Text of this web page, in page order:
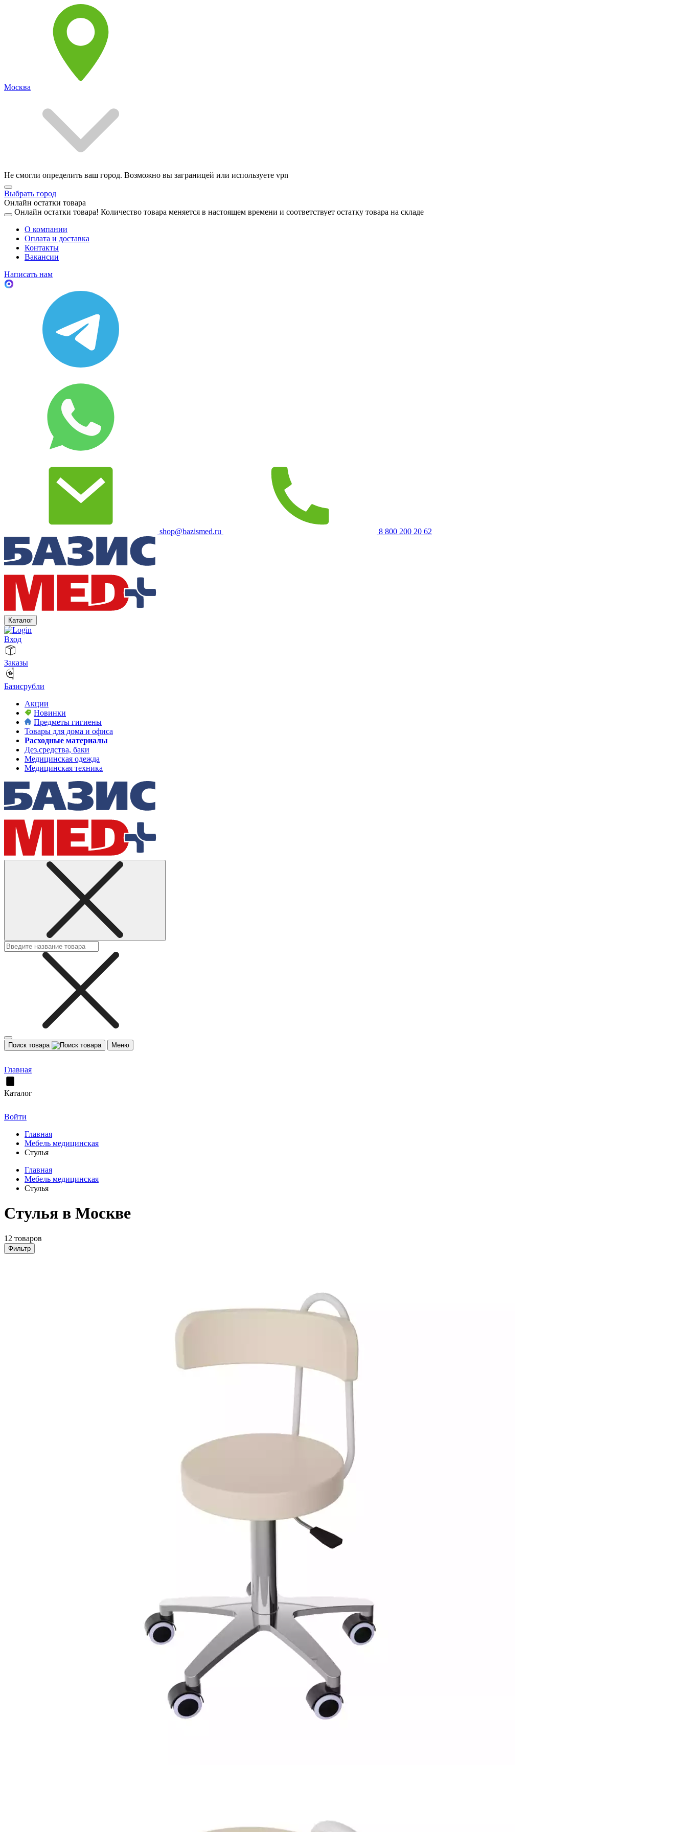
Москва
Не смогли определить ваш город. Возможно вы заграницей или используете vpn
Выбрать город
Онлайн остатки товара
Онлайн остатки товара! Количество товара меняется в настоящем времени и соответствует остатку товара на складе
О компании
Оплата и доставка
Контакты
Вакансии
Написать нам
shop@bazismed.ru 8 800 200 20 62
Каталог
Вход
Заказы
Базисрубли
Акции
Новинки
Предметы гигиены
Товары для дома и офиса
Расходные материалы
Дез.средства, баки
Медицинская одежда
Медицинская техника
Поиск товара Меню
Главная
Каталог
Войти
Главная
Мебель медицинская
Стулья
Главная
Мебель медицинская
Стулья
Стулья в Москве
12 товаров
Фильтр